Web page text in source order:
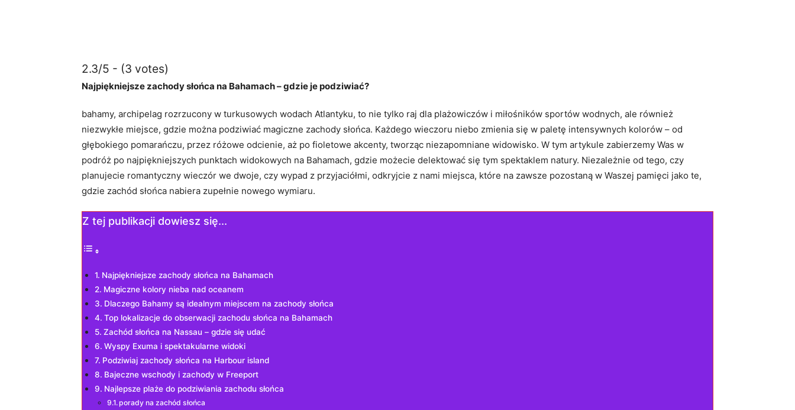
2.3/5 - (3 votes)
Najpiękniejsze zachody słońca na Bahamach – gdzie je podziwiać?
bahamy,⁤ archipelag rozrzucony w turkusowych wodach Atlantyku, to nie tylko‌ raj⁣ dla plażowiczów i miłośników sportów ‌wodnych, ale⁢ również⁤
niezwykłe⁢ miejsce, gdzie‍ można podziwiać⁣ magiczne ⁢zachody słońca. Każdego wieczoru niebo zmienia się w paletę⁢ intensywnych kolorów – od
głębokiego pomarańczu, przez różowe odcienie, aż ⁤po​ fioletowe akcenty,⁢ tworząc niezapomniane widowisko. W tym ​artykule ‌zabierzemy ‌Was ‍w
podróż po​ najpiękniejszych punktach widokowych na ⁢Bahamach, gdzie możecie‍ delektować⁢ się tym spektaklem natury. ⁣Niezależnie od‌ tego, czy
planujecie romantyczny wieczór we⁤ dwoje, czy wypad z ⁣przyjaciółmi, ‌odkryjcie z nami miejsca, które na zawsze pozostaną w Waszej ⁢pamięci⁣ jako te,
gdzie zachód słońca nabiera zupełnie‌ nowego wymiaru.
Z tej publikacji dowiesz się...
Najpiękniejsze zachody ⁤słońca na Bahamach
Magiczne kolory nieba‌ nad oceanem
Dlaczego Bahamy są idealnym miejscem⁢ na‌ zachody słońca
Top lokalizacje do ⁣obserwacji zachodu słońca na⁢ Bahamach
Zachód⁤ słońca na Nassau‌ – gdzie się udać
Wyspy Exuma‌ i spektakularne ⁤widoki
Podziwiaj zachody słońca na Harbour island
Bajeczne ⁤wschody i ‍zachody w⁤ Freeport
Najlepsze plaże do podziwiania zachodu słońca
porady na zachód słońca